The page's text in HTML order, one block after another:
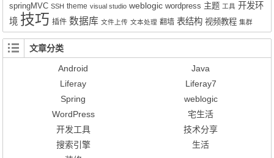
springMVC SSH theme visual studio weblogic wordpress 主题 工具 开发环
境 技巧 插件 数据库 文件上传 文本处理 翻墙 表结构 视频教程 集群
文章分类
Android
Java
Liferay
Liferay7
Spring
weblogic
WordPress
宅生活
开发工具
技术分享
搜索引擎
生活